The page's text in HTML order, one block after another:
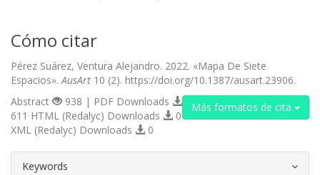
Cómo citar
Pérez Suárez, Ventura Alejandro. 2022. «Mapa De Siete
Espacios».AusArt 10 (2). https://doi.org/10.1387/ausart.23906.
Más formatos de cita
Abstract
938 | PDF Downloads
611 HTML (Redalyc) Downloads
0
XML (Redalyc) Downloads
0
Keywords